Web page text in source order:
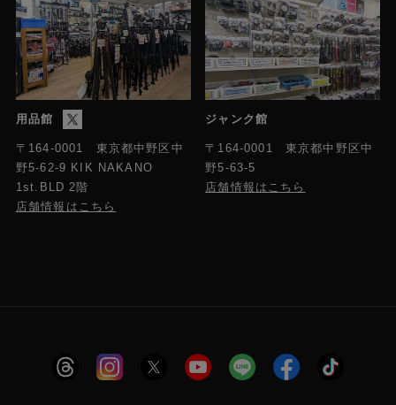
用品館
〒164-0001 東京都中野区中
野5-62-9 KIK NAKANO
1st.BLD 2階
店舗情報はこちら
ジャンク館
〒164-0001 東京都中野区中
野5-63-5
店舗情報はこちら